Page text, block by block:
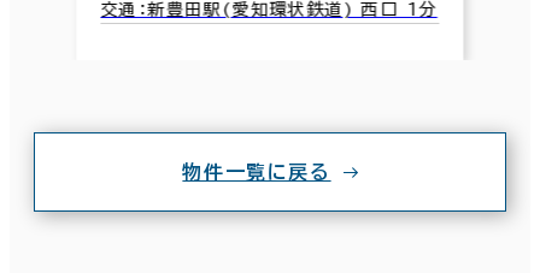
交通：新豊田駅(愛知環状鉄道) 西口 1分
物件一覧に戻る